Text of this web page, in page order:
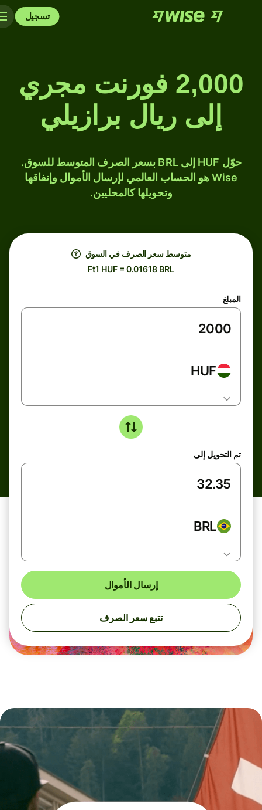
تسجيل
2,000 فورنت مجري
إلى ريال برازيلي
حوّل HUF إلى BRL بسعر الصرف المتوسط للسوق.
Wise هو الحساب العالمي لإرسال الأموال وإنفاقها
وتحويلها كالمحليين.
متوسط ​​سعر الصرف في السوق
Ft1 HUF = 0.01618 BRL
المبلغ
HUF
تم التحويل إلى
BRL
إرسال الأموال
تتبع سعر الصرف